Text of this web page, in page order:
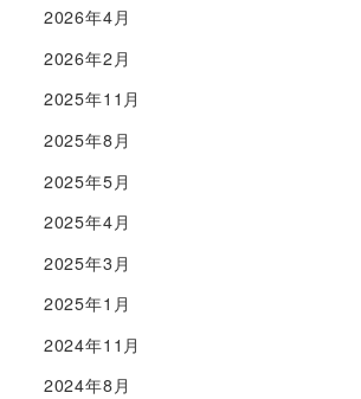
2026年4月
2026年2月
2025年11月
2025年8月
2025年5月
2025年4月
2025年3月
2025年1月
2024年11月
2024年8月